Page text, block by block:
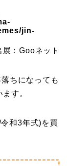
jin-
：Gooネット
ちになっても
す。
和3年式)を買